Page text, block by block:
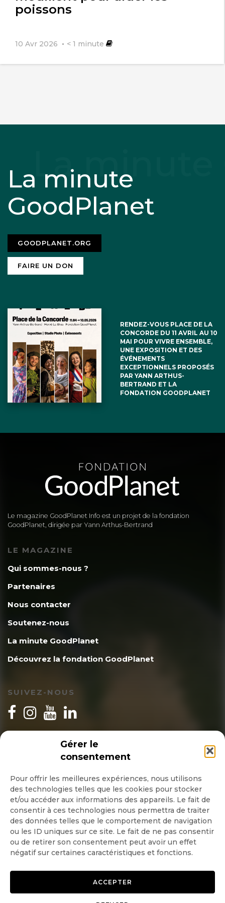
Gérer le
consentement
Pour offrir les meilleures expériences, nous utilisons
des technologies telles que les cookies pour stocker
et/ou accéder aux informations des appareils. Le fait de
consentir à ces technologies nous permettra de traiter
des données telles que le comportement de navigation
ou les ID uniques sur ce site. Le fait de ne pas consentir
ou de retirer son consentement peut avoir un effet
négatif sur certaines caractéristiques et fonctions.
ACCEPTER
poissons
10 Avr 2026 < 1 minute
La minute
GoodPlanet
GOODPLANET.ORG
FAIRE UN DON
RENDEZ-VOUS PLACE DE LA
CONCORDE DU 11 AVRIL AU 10
MAI POUR VIVRE ENSEMBLE,
UNE EXPOSITION ET DES
ÉVÉNEMENTS
EXCEPTIONNELS PROPOSÉS
PAR YANN ARTHUS-
BERTRAND ET LA
FONDATION GOODPLANET
Le magazine GoodPlanet Info est un projet de la fondation
GoodPlanet, dirigée par Yann Arthus-Bertrand
LE MAGAZINE
Qui sommes-nous ?
Partenaires
Nous contacter
Soutenez-nous
La minute GoodPlanet
Découvrez la fondation GoodPlanet
SUIVEZ-NOUS
INSCRIPTION NEWSLETTER
Quotidienne
Hebdo
OK